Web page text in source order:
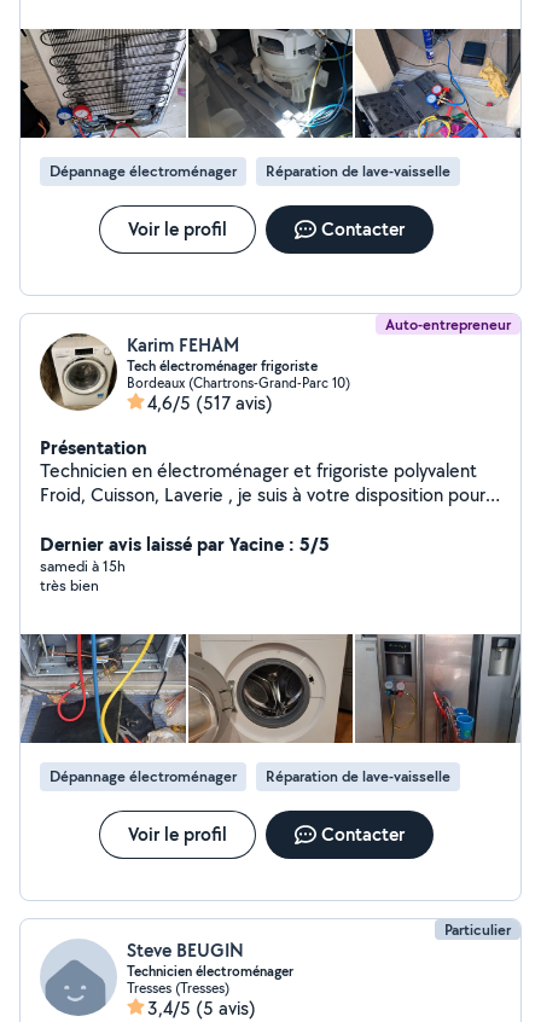
Dépannage électroménager Réparation de lave-vaisselle
Voir le profil Contacter
Auto-entrepreneur
Karim FEHAM
Tech électroménager frigoriste
Bordeaux (Chartrons-Grand-Parc 10)
4,6/5 (517 avis)
Présentation
Technicien en électroménager et frigoriste polyvalent
Froid, Cuisson, Laverie , je suis à votre disposition pour
vaisselle , sèche linge, four , congélateur , réfrigérateur,
frigo américain, hotte de cuisine. recharge gaz
refrigerateur et froid commercial et climatisation
Dernier avis laissé par Yacine : 5/5
samedi à 15h
très bien
Dépannage électroménager Réparation de lave-vaisselle
Voir le profil Contacter
Particulier
Steve BEUGIN
Technicien électroménager
Tresses (Tresses)
3,4/5 (5 avis)